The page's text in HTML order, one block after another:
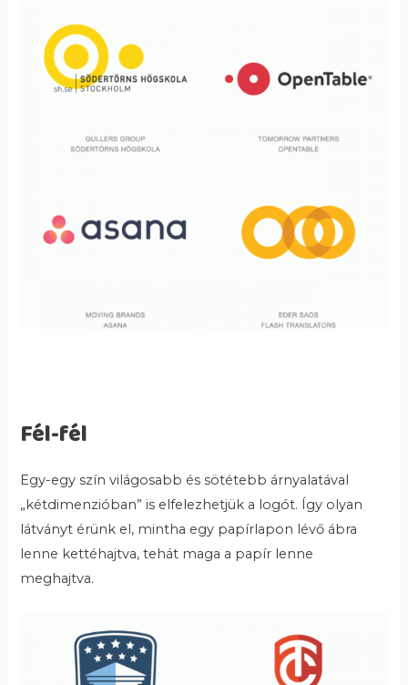
Fél-fél
Egy-egy szín világosabb és sötétebb árnyalatával
„kétdimenzióban” is elfelezhetjük a logót. Így olyan
látványt érünk el, mintha egy papírlapon lévő ábra
lenne kettéhajtva, tehát maga a papír lenne
meghajtva.